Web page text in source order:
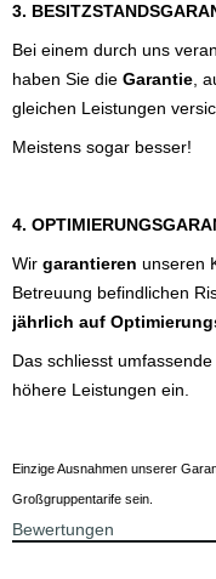
3.
Bei einem durch uns
haben Sie die Garantie ,
gleichen Leistungen
Meistens sogar besser!
4.
Wir garantieren unseren
Betreuung befindlichen
jährlich auf
Das schliesst
höhere Leistungen ein.
Einzige Ausnahmen unserer
Großgruppentarife sein.
Bewertungen